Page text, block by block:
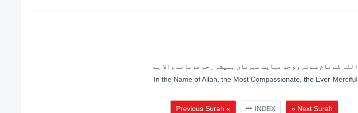
اللہ کے نام سے شروع جو نہایت مہربان ہمیشہ رحم فرمانے والا ہے
In the Name of Allah, the Most Compassionate, the Ever-Merciful
Previous Surah « INDEX » Next Surah